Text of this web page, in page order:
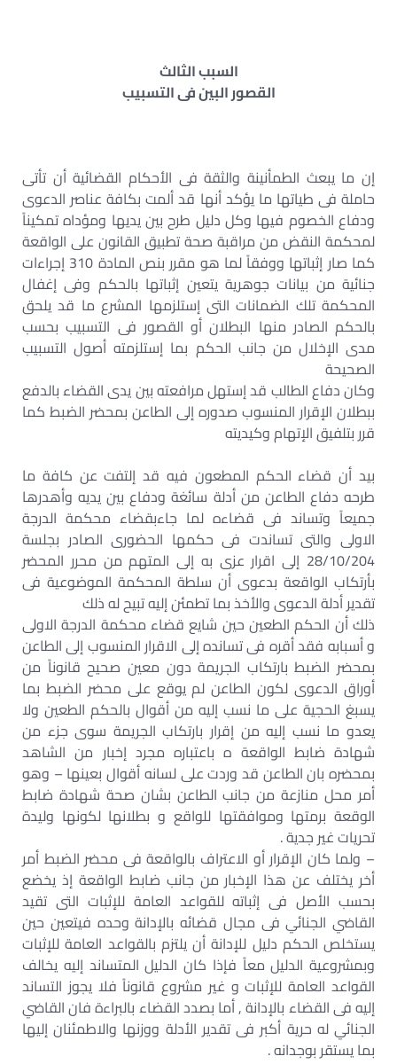
السبب الثالث
القصور البين فى التسبيب
إن ما يبعث الطمأنينة والثقة فى الأحكام القضائية أن تأتى
حاملة فى طياتها ما يؤكد أنها قد ألمت بكافة عناصر الدعوى
ودفاع الخصوم فيها وكل دليل طرح بين يديها ومؤداه تمكيناً
لمحكمة النقض من مراقبة صحة تطبيق القانون على الواقعة
كما صار إثباتها ووفقاً لما هو مقرر بنص المادة 310 إجراءات
جنائية من بيانات جوهرية يتعين إثباتها بالحكم وفى إغفال
المحكمة تلك الضمانات التى إستلزمها المشرع ما قد يلحق
بالحكم الصادر منها البطلان أو القصور فى التسبيب بحسب
مدى الإخلال من جانب الحكم بما إستلزمته أصول التسبيب
الصحيحة
وكان دفاع الطالب قد إستهل مرافعته بين يدى القضاء بالدفع
ببطلان الإقرار المنسوب صدوره إلى الطاعن بمحضر الضبط كما
قرر بتلفيق الإتهام وكيديته
بيد أن قضاء الحكم المطعون فيه قد إلتفت عن كافة ما
طرحه دفاع الطاعن من أدلة سائغة ودفاع بين يديه وأهدرها
جميعاً وتساند فى قضاءه لما جاءبقضاء محكمة الدرجة
الاولى والتى تساندت فى حكمها الحضورى الصادر بجلسة
28/10/204 إلى اقرار عزى به إلى المتهم من محرر المحضر
بأرتكاب الواقعة بدعوى أن سلطة المحكمة الموضوعية فى
تقدير أدلة الدعوى والأخذ بما تطمئن إليه تبيح له ذلك
ذلك أن الحكم الطعين حين شايع قضاء محكمة الدرجة الاولى
و أسبابه فقد أقره فى تسانده إلى الاقرار المنسوب إلى الطاعن
بمحضر الضبط بارتكاب الجريمة دون معين صحيح قانوناً من
أوراق الدعوى لكون الطاعن لم يوقع على محضر الضبط بما
يسبغ الحجية على ما نسب إليه من أقوال بالحكم الطعين ولا
يعدو ما نسب إليه من إقرار بارتكاب الجريمة سوى جزء من
شهادة ضابط الواقعة ه باعتباره مجرد إخبار من الشاهد
بمحضره بان الطاعن قد وردت على لسانه أقوال بعينها – وهو
أمر محل منازعة من جانب الطاعن بشان صحة شهادة ضابط
الوقعة برمتها وموافقتها للواقع و بطلانها لكونها وليدة
تحريات غير جدية .
– ولما كان الإقرار أو الاعتراف بالواقعة فى محضر الضبط أمر
أخر يختلف عن هذا الإخبار من جانب ضابط الواقعة إذ يخضع
بحسب الأصل فى إثباته للقواعد العامة للإثبات التى تقيد
القاضي الجنائي فى مجال قضائه بالإدانة وحده فيتعين حين
يستخلص الحكم دليل للإدانة أن يلتزم بالقواعد العامة للإثبات
وبمشروعية الدليل معاً فإذا كان الدليل المتساند إليه يخالف
القواعد العامة للإثبات و غير مشروع قانوناً فلا يجوز التساند
إليه فى القضاء بالإدانة , أما بصدد القضاء بالبراءة فان القاضي
الجنائي له حرية أكبر فى تقدير الأدلة ووزنها والاطمئنان إليها
بما يستقر بوجدانه .